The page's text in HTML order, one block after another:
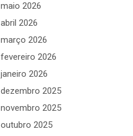
maio 2026
abril 2026
março 2026
fevereiro 2026
janeiro 2026
dezembro 2025
novembro 2025
outubro 2025